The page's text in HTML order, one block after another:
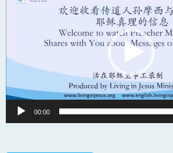
永生之道
奉献支持
其他语言
Player
00:00